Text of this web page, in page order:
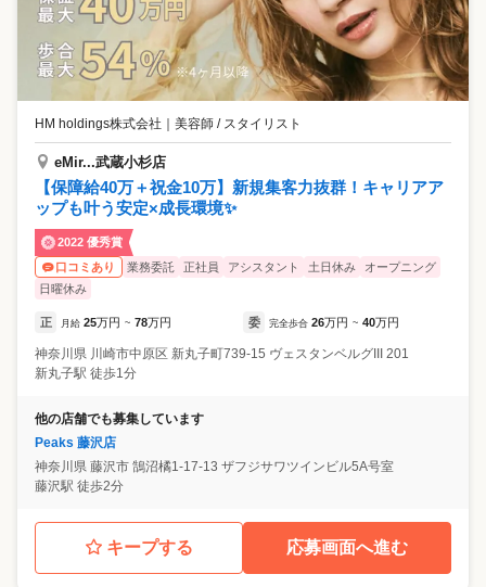
HM holdings株式会社 美容師 / スタイリスト
eMir...武蔵小杉店
【保障給40万＋祝金10万】新規集客力抜群！キャリアア
ップも叶う安定×成長環境✨
2022 優秀賞
口コミあり
業務委託 正社員 アシスタント 土日休み
オープニング
日曜休み
正 月給 25万円 ~ 78万円 委 完全歩合 26万円 ~ 40万円
神奈川県 川崎市中原区 新丸子町739-15 ヴェスタンベルグIII 201
新丸子駅 徒歩1分
他の店舗でも募集しています
Peaks 藤沢店
神奈川県 藤沢市 鵠沼橘1-17-13 ザフジサワツインビル5A号室
藤沢駅 徒歩2分
キープする 応募画面へ進む